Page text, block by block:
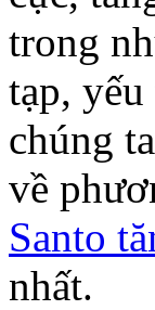
trong
tạp,
chúng
về
Santo
nhất.